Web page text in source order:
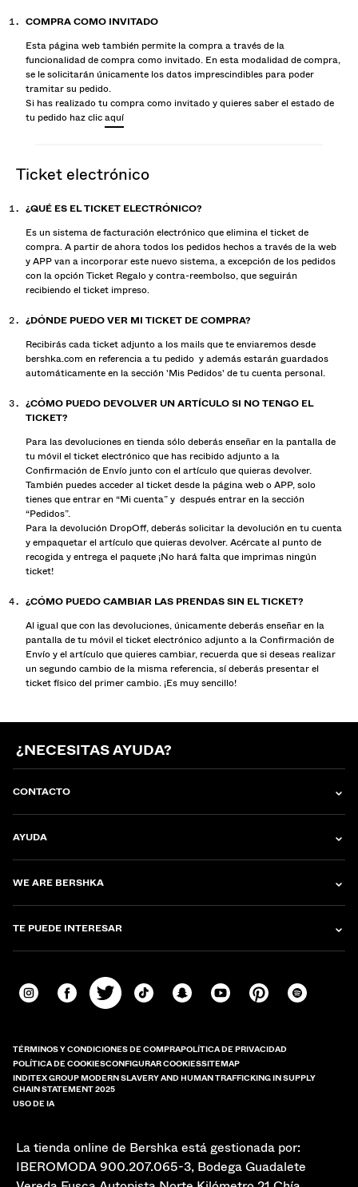
COMPRA COMO INVITADO
Esta página web también permite la compra a través de la
funcionalidad de compra como invitado. En esta modalidad de compra,
se le solicitarán únicamente los datos imprescindibles para poder
tramitar su pedido.
Si has realizado tu compra como invitado y quieres saber el estado de
tu pedido haz clicaquí
ticket electrónico
¿QUÉ ES EL TICKET ELECTRÓNICO?
Es un sistema de facturación electrónico que elimina el ticket de
compra. A partir de ahora todos los pedidos hechos a través de la web
y APP van a incorporar este nuevo sistema, a excepción de los pedidos
con la opción Ticket Regalo y contra-reembolso, que seguirán
recibiendo el ticket impreso.
¿DÓNDE PUEDO VER MI TICKET DE COMPRA?
Recibirás cada ticket adjunto a los mails que te enviaremos desde
bershka.com en referencia a tu pedido y además estarán guardados
automáticamente en la sección 'Mis Pedidos' de tu cuenta personal.
¿CÓMO PUEDO DEVOLVER UN ARTÍCULO SI NO TENGO EL
TICKET?
Para las devoluciones en tienda sólo deberás enseñar en la pantalla de
tu móvil el ticket electrónico que has recibido adjunto a la
Confirmación de Envío junto con el artículo que quieras devolver.
También puedes acceder al ticket desde la página web o APP, solo
tienes que entrar en “Mi cuenta” y después entrar en la sección
“Pedidos”.
Para la devolución DropOff, deberás solicitar la devolución en tu cuenta
y empaquetar el artículo que quieras devolver. Acércate al punto de
recogida y entrega el paquete ¡No hará falta que imprimas ningún
ticket!
¿CÓMO PUEDO CAMBIAR LAS PRENDAS SIN EL TICKET?
Al igual que con las devoluciones, únicamente deberás enseñar en la
pantalla de tu móvil el ticket electrónico adjunto a la Confirmación de
Envío y el artículo que quieres cambiar, recuerda que si deseas realizar
un segundo cambio de la misma referencia, sí deberás presentar el
ticket físico del primer cambio. ¡Es muy sencillo!
¿NECESITAS AYUDA?
CONTACTO
AYUDA
WE ARE BERSHKA
TE PUEDE INTERESAR
TÉRMINOS Y CONDICIONES DE COMPRAPOLÍTICA DE PRIVACIDAD
POLÍTICA DE COOKIESCONFIGURAR COOKIESSITEMAP
INDITEX GROUP MODERN SLAVERY AND HUMAN TRAFFICKING IN SUPPLY
CHAIN STATEMENT 2025
USO DE IA
La tienda online de Bershka está gestionada por:
IBEROMODA 900.207.065-3, Bodega Guadalete